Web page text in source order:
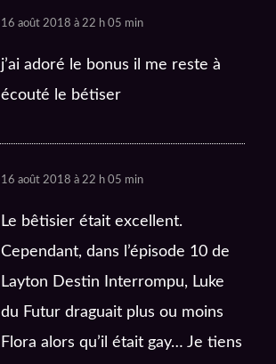
16 août 2018 à 22 h 05 min
j’ai adoré le bonus il me reste à
écouté le bétiser
16 août 2018 à 22 h 05 min
Le bêtisier était excellent.
Cependant, dans l’épisode 10 de
Layton Destin Interrompu, Luke
du Futur draguait plus ou moins
Flora alors qu’il était gay… Je tiens